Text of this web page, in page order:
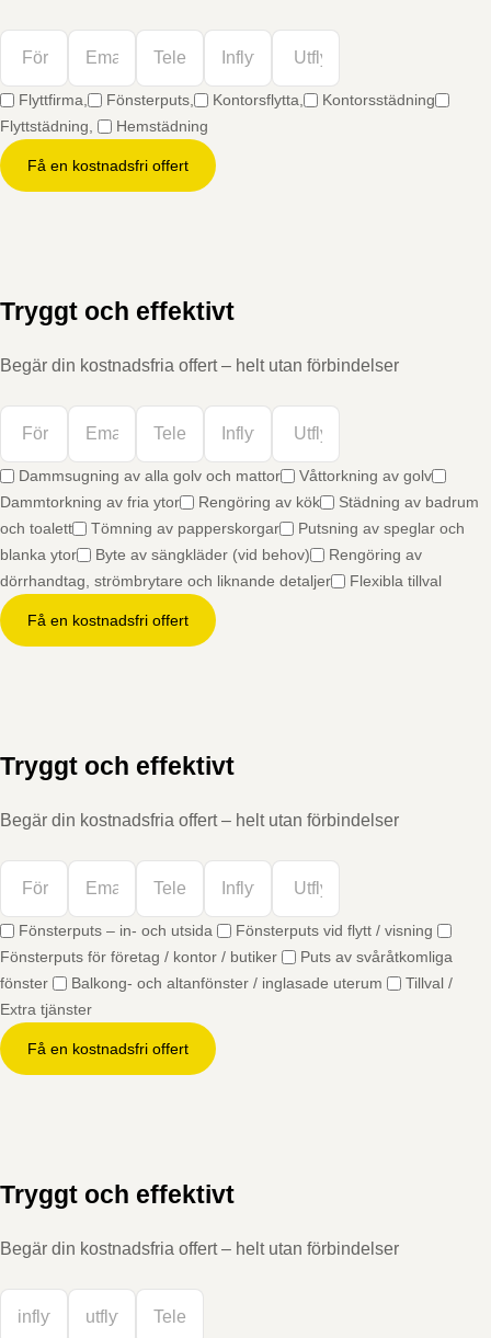
Flyttfirma, Fönsterputs, Kontorsflytta,
Kontorsstädning
Flyttstädning,
Hemstädning
Få en kostnadsfri offert
Tryggt och effektivt
Begär din kostnadsfria offert – helt utan förbindelser
Dammsugning av alla golv och mattor
Våttorkning av golv
Dammtorkning av fria ytor
Rengöring av kök
Städning av badrum
och toalett
Tömning av papperskorgar
Putsning av speglar och
blanka ytor
Byte av sängkläder (vid behov)
Rengöring av
dörrhandtag, strömbrytare och liknande detaljer
Flexibla tillval
Få en kostnadsfri offert
Tryggt och effektivt
Begär din kostnadsfria offert – helt utan förbindelser
Fönsterputs – in- och utsida
Fönsterputs vid flytt / visning
Fönsterputs för företag / kontor / butiker
Puts av svåråtkomliga
fönster
Balkong- och altanfönster / inglasade uterum
Tillval /
Extra tjänster
Få en kostnadsfri offert
Tryggt och effektivt
Begär din kostnadsfria offert – helt utan förbindelser